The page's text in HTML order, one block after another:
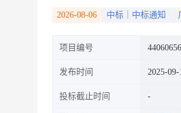
2026-08-06 中标｜中标通知
项目编号
发布时间 2025-
投标截止时间